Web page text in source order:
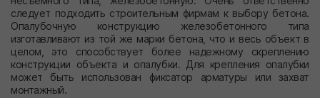
следует подходить строительным фирмам к выбору бетона.
Опалубочную конструкцию железобетонного типа
изготавливают из той же марки бетона, что и весь объект в
целом, это способствует более надежному скреплению
конструкции объекта и опалубки. Для крепления опалубки
может быть использован фиксатор арматуры или захват
монтажный.